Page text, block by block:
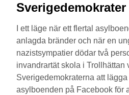
I ett läge när ett flertal
anlagda bränder och när en
nazistsympatier dödar två
invandrartät skola i Trollhättan
Sverigedemokraterna att
asylboenden på Facebook för